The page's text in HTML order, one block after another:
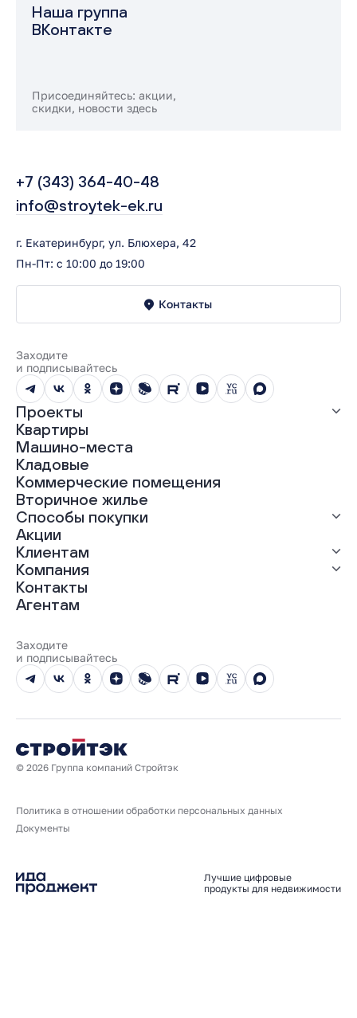
Наша группа
ВКонтакте
Присоединяйтесь: акции,
скидки, новости здесь
+7 (343) 364-40-48
info@stroytek-ek.ru
г. Екатеринбург, ул. Блюхера, 42
Пн-Пт: с 10:00 до 19:00
Контакты
Заходите
и подписывайтесь
Проекты
Все проекты
ЖК «Абрикос»
ЖК «Гравитация»
ЖК «Грин Гарден»
ЖК «Динамика»
ЖК «Мохито»
ЖК «Современник»
ЖК «Янтарная долина»
Квартиры
Машино-места
Кладовые
Коммерческие помещения
Вторичное жилье
Способы покупки
Выгодная ипотека
Рассрочка
Материнский капитал
Трейд-ин
100% оплата
Акции
Клиентам
Ход строительства
Документы
Выдача ключей
Компания
О нас
Карьера
Реализованные проекты
Вопросы и ответы
Новости
Юбилейный год
Контакты
Агентам
Заходите
и подписывайтесь
© 2026 Группа компаний Стройтэк
Политика в отношении обработки персональных данных
Документы
Лучшие цифровые
продукты для недвижимости